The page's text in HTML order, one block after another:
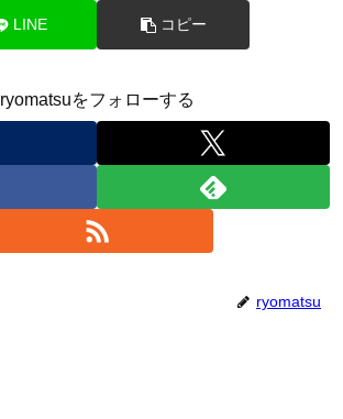
LINE コピー
ryomatsuをフォローする
ryomatsu